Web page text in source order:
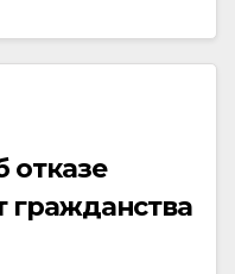
отказе
гражданства